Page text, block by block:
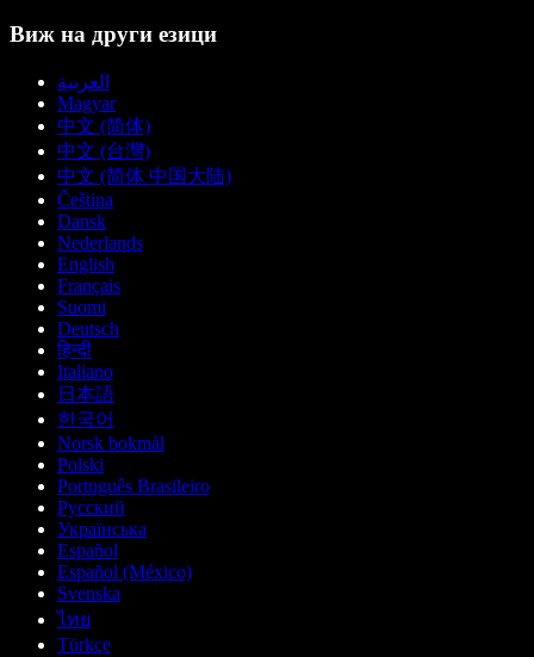
Виж на други езици
العربية
Magyar
中文 (简体)
中文 (台灣)
中文 (简体 中国大陆)
Čeština
Dansk
Nederlands
English
Français
Suomi
Deutsch
हिन्दी
Italiano
日本語
한국어
Norsk bokmål
Polski
Português Brasileiro
Русский
Українська
Español
Español (México)
Svenska
ไทย
Türkçe